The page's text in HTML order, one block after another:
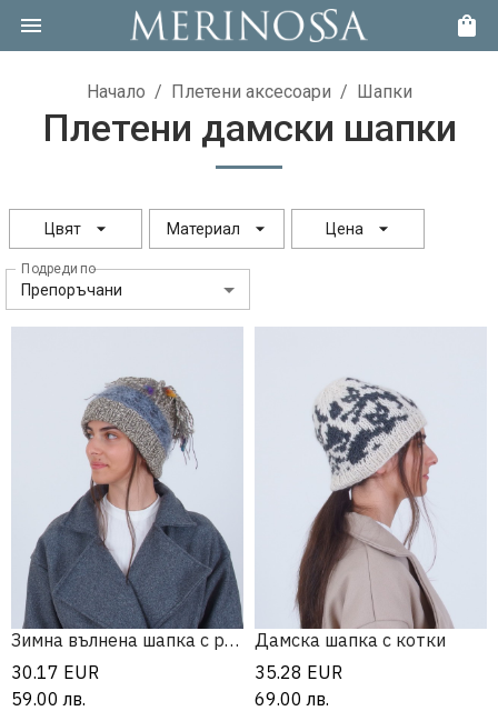
Начало / Плетени аксесоари / Шапки
Плетени дамски шапки
Цвят Материал Цена
Подреди по
Препоръчани
Зимна вълнена шапка с ресни
30.17 EUR
59.00 лв.
Дамска шапка с котки
35.28 EUR
69.00 лв.